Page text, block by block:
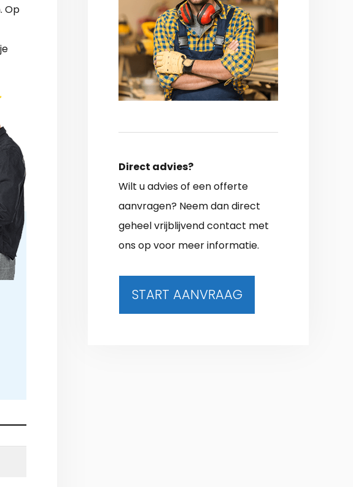
Op
Direct advies?
Wilt u advies of een offerte
aanvragen? Neem dan direct
geheel vrijblijvend contact met
ons op voor meer informatie.
START AANVRAAG